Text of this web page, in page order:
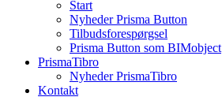
Start
Nyheder Prisma Button
Tilbudsforespørgsel
Prisma Button som BIMobject
PrismaTibro
Nyheder PrismaTibro
Kontakt